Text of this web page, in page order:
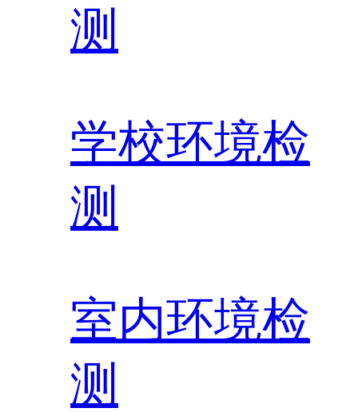
测
学校环境检
测
室内环境检
测